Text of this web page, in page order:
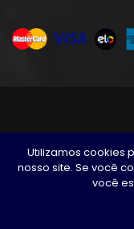
Utilizamos cookies
nosso site. Se você
você